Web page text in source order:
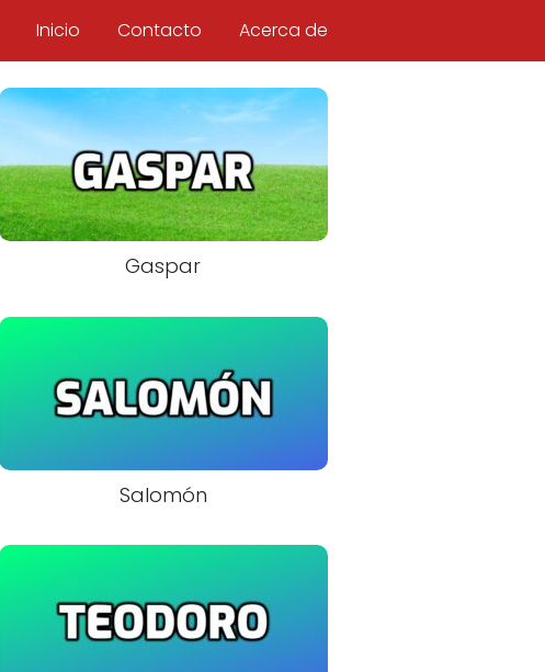
Inicio Contacto Acerca de
Gaspar
Salomón